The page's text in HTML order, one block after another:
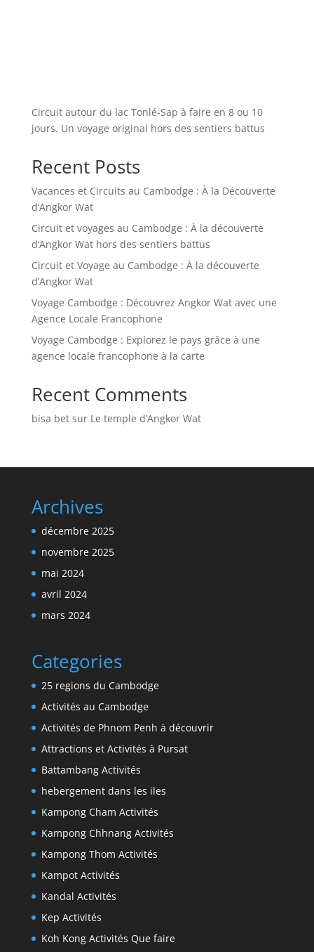
Circuit autour du lac Tonlé-Sap à faire en 8 ou 10
jours. Un voyage original hors des sentiers battus
Recent Posts
Vacances et Circuits au Cambodge : À la Découverte
d’Angkor Wat
Circuit et voyages au Cambodge : À la découverte
d’Angkor Wat hors des sentiers battus
Circuit et Voyage au Cambodge : À la découverte
d’Angkor Wat
Voyage Cambodge : Découvrez Angkor Wat avec une
Agence Locale Francophone
Voyage Cambodge : Explorez le pays grâce à une
agence locale francophone à la carte
Recent Comments
bisa betsur Le temple d’Angkor Wat
Archives
décembre 2025
novembre 2025
mai 2024
avril 2024
mars 2024
Categories
25 regions du Cambodge
Activités au Cambodge
Activités de Phnom Penh à découvrir
Attractions et Activités à Pursat
Battambang Activités
hebergement dans les iles
Kampong Cham Activités
Kampong Chhnang Activités
Kampong Thom Activités
Kampot Activités
Kandal Activités
Kep Activités
Koh Kong Activités Que faire